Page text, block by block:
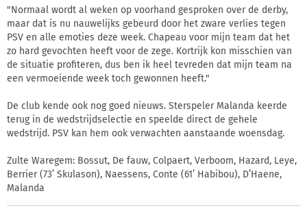
"Normaal wordt al weken op voorhand gesproken over de derby,
maar dat is nu nauwelijks gebeurd door het zware verlies tegen
PSV en alle emoties deze week. Chapeau voor mijn team dat het
zo hard gevochten heeft voor de zege. Kortrijk kon misschien van
de situatie profiteren, dus ben ik heel tevreden dat mijn team na
een vermoeiende week toch gewonnen heeft."
De club kende ook nog goed nieuws. Sterspeler Malanda keerde
terug in de wedstrijdselectie en speelde direct de gehele
wedstrijd. PSV kan hem ook verwachten aanstaande woensdag.
Zulte Waregem: Bossut, De fauw, Colpaert, Verboom, Hazard, Leye,
Berrier (73’ Skulason), Naessens, Conte (61’ Habibou), D’Haene,
Malanda